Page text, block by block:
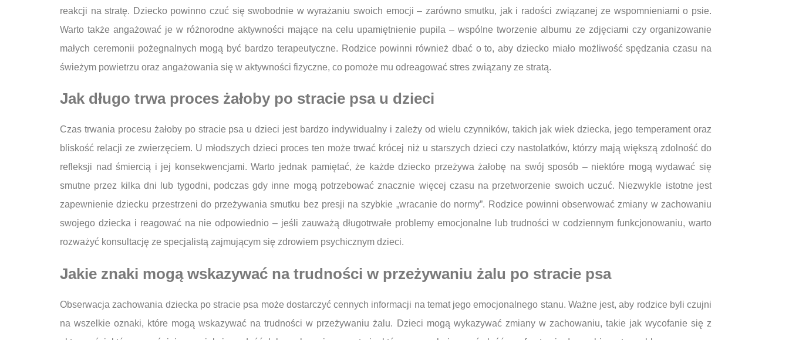
reakcji na stratę. Dziecko powinno czuć się swobodnie w wyrażaniu swoich emocji – zarówno smutku, jak i radości związanej ze wspomnieniami o psie.
Warto także angażować je w różnorodne aktywności mające na celu upamiętnienie pupila – wspólne tworzenie albumu ze zdjęciami czy organizowanie
małych ceremonii pożegnalnych mogą być bardzo terapeutyczne. Rodzice powinni również dbać o to, aby dziecko miało możliwość spędzania czasu na
świeżym powietrzu oraz angażowania się w aktywności fizyczne, co pomoże mu odreagować stres związany ze stratą.
Jak długo trwa proces żałoby po stracie psa u dzieci
Czas trwania procesu żałoby po stracie psa u dzieci jest bardzo indywidualny i zależy od wielu czynników, takich jak wiek dziecka, jego temperament oraz
bliskość relacji ze zwierzęciem. U młodszych dzieci proces ten może trwać krócej niż u starszych dzieci czy nastolatków, którzy mają większą zdolność do
refleksji nad śmiercią i jej konsekwencjami. Warto jednak pamiętać, że każde dziecko przeżywa żałobę na swój sposób – niektóre mogą wydawać się
smutne przez kilka dni lub tygodni, podczas gdy inne mogą potrzebować znacznie więcej czasu na przetworzenie swoich uczuć. Niezwykle istotne jest
zapewnienie dziecku przestrzeni do przeżywania smutku bez presji na szybkie „wracanie do normy”. Rodzice powinni obserwować zmiany w zachowaniu
swojego dziecka i reagować na nie odpowiednio – jeśli zauważą długotrwałe problemy emocjonalne lub trudności w codziennym funkcjonowaniu, warto
rozważyć konsultację ze specjalistą zajmującym się zdrowiem psychicznym dzieci.
Jakie znaki mogą wskazywać na trudności w przeżywaniu żalu po stracie psa
Obserwacja zachowania dziecka po stracie psa może dostarczyć cennych informacji na temat jego emocjonalnego stanu. Ważne jest, aby rodzice byli czujni
na wszelkie oznaki, które mogą wskazywać na trudności w przeżywaniu żalu. Dzieci mogą wykazywać zmiany w zachowaniu, takie jak wycofanie się z